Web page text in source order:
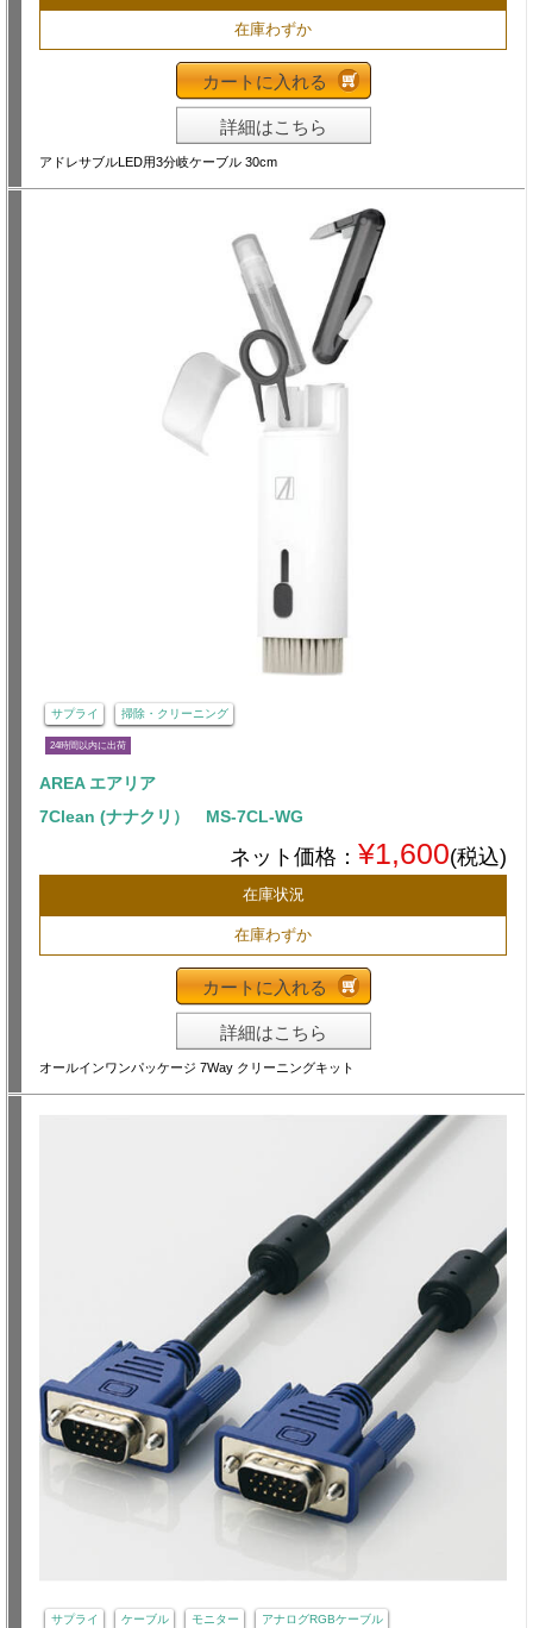
在庫わずか
カートに入れる
詳細はこちら
アドレサブルLED用3分岐ケーブル 30cm
サプライ 掃除・クリーニング
24時間以内に出荷
AREA エアリア
7Clean (ナナクリ） MS-7CL-WG
ネット価格： ¥1,600(税込)
在庫状況
在庫わずか
カートに入れる
詳細はこちら
オールインワンパッケージ 7Way クリーニングキット
サプライ ケーブル モニター アナログRGBケーブル